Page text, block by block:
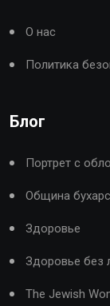
О нас
Политика
Блог
Портрет с
Община
Здоровье
Здоровье без
The Jewish